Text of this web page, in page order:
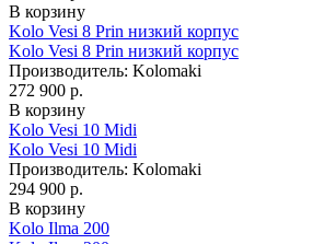
В корзину
Kolo Vesi 8 Prin низкий корпус
Kolo Vesi 8 Prin низкий корпус
Производитель: Kolomaki
272 900 р.
В корзину
Kolo Vesi 10 Midi
Kolo Vesi 10 Midi
Производитель: Kolomaki
294 900 р.
В корзину
Kolo Ilma 200